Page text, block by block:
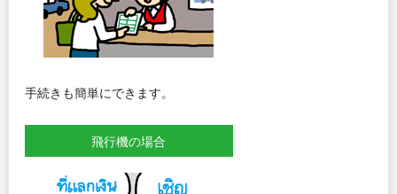
手続きも簡単にできます。
飛行機の場合